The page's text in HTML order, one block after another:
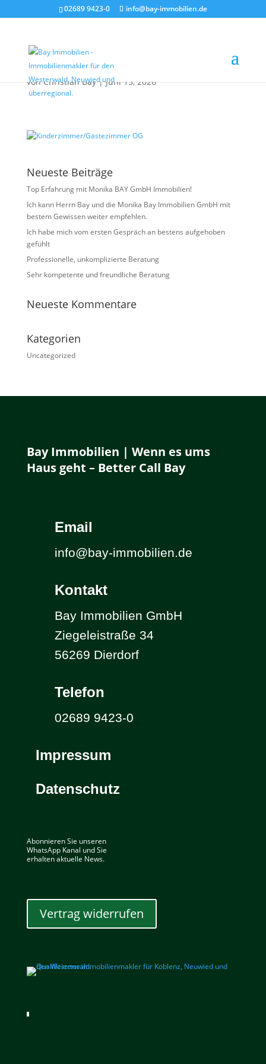
02689 9423-0 info@bay-immobilien.de
Kinderzimmer/Gästezim
mer OG
vonChristian Bay|Juni 15, 2026
Neueste Beiträge
Top Erfahrung mit Monika BAY GmbH Immobilien!
Ich kann Herrn Bay und die Monika Bay Immobilien GmbH mit
bestem Gewissen weiter empfehlen.
Ich habe mich vom ersten Gespräch an bestens aufgehoben
gefühlt
Professionelle, unkomplizierte Beratung
Sehr kompetente und freundliche Beratung
Neueste Kommentare
Kategorien
Uncategorized
Bay Immobilien | Wenn es ums
Haus geht – Better Call Bay
Email
info@bay-immobilien.de
Kontakt
Bay Immobilien GmbH
Ziegeleistraße 34
56269 Dierdorf
Telefon
02689 9423-0
Impressum
Datenschutz
Abonnieren Sie unseren
WhatsApp Kanal und Sie
erhalten aktuelle News.
Vertrag widerrufen